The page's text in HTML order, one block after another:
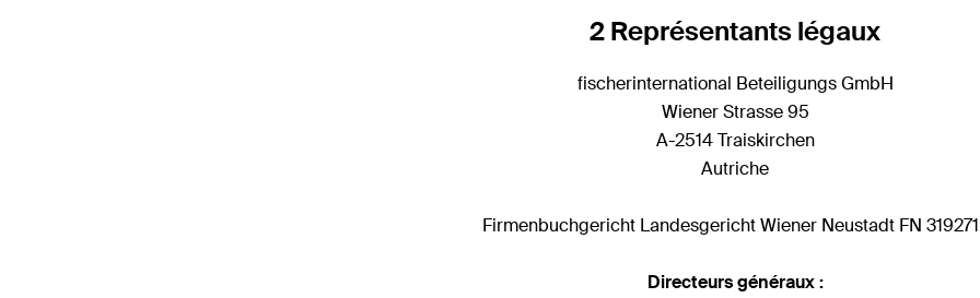
2 Représentants légaux
fischerinternational Beteiligungs GmbH
Wiener Strasse 95
A-2514 Traiskirchen
Autriche
Firmenbuchgericht Landesgericht Wiener Neustadt FN
Directeurs généraux :